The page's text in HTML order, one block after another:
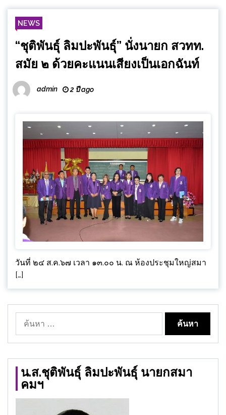
NEWS
“ชุติพันธุ์ ลิมปะพันธุ์” นั่งนายก สวทท.
สมัย ๒ ด้วยคะแนนเสียงเป็นเอกฉันท์
admin 2 ปี ago
วันที่ ๒๔ ส.ค.๖๗ เวลา ๑๓.๐๐ น. ณ ห้องประชุมใหญ่สมา
[…]
ค้นหา
น.ส.ชุติพันธุ์ ลิมปะพันธุ์ นายกสมา
คมฯ